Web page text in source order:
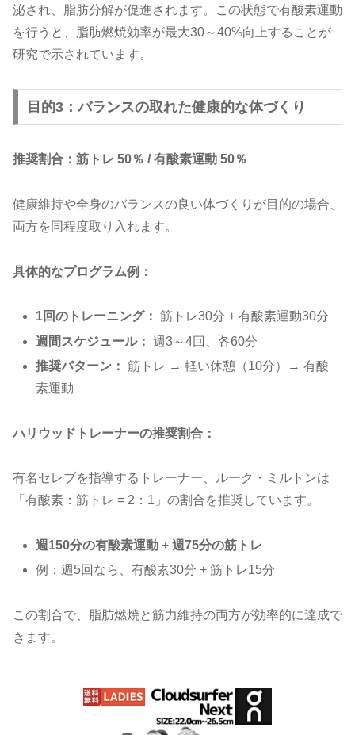
泌され、脂肪分解が促進されます。この状態で有酸素運動
を行うと、脂肪燃焼効率が最大30～40%向上することが
研究で示されています。
目的3：バランスの取れた健康的な体づくり
推奨割合：筋トレ 50％ / 有酸素運動 50％
健康維持や全身のバランスの良い体づくりが目的の場合、
両方を同程度取り入れます。
具体的なプログラム例：
1回のトレーニング： 筋トレ30分 + 有酸素運動30分
週間スケジュール： 週3～4回、各60分
推奨パターン： 筋トレ → 軽い休憩（10分）→ 有酸
素運動
ハリウッドトレーナーの推奨割合：
有名セレブを指導するトレーナー、ルーク・ミルトンは
「有酸素：筋トレ = 2：1」の割合を推奨しています。
週150分の有酸素運動 +週75分の筋トレ
例：週5回なら、有酸素30分 + 筋トレ15分
この割合で、脂肪燃焼と筋力維持の両方が効率的に達成で
きます。